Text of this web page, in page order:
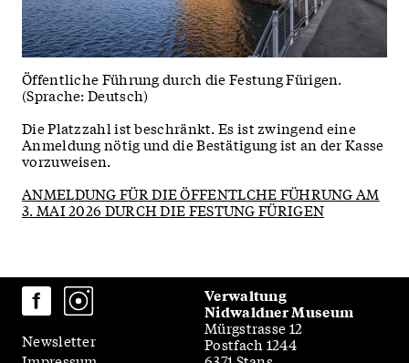
Öffentliche Führung durch die Festung Fürigen.
(Sprache: Deutsch)
Die Platzzahl ist beschränkt. Es ist zwingend eine
Anmeldung nötig und die Bestätigung ist an der Kasse
vorzuweisen.
ANMELDUNG FÜR DIE ÖFFENTLCHE FÜHRUNG AM
3. MAI 2026 DURCH DIE FESTUNG FÜRIGEN
Newsletter
Verwaltung
Nidwaldner Museum
Mürgstrasse 12
Postfach 1244